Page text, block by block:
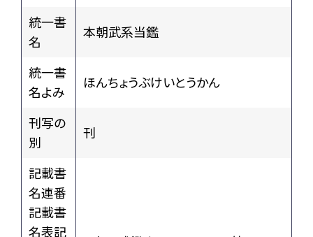
統一書
名
本朝武系当鑑
統一書
名よみ
ほんちょうぶけいとうかん
刊写の
別
刊
記載書
名連番
記載書
名表記